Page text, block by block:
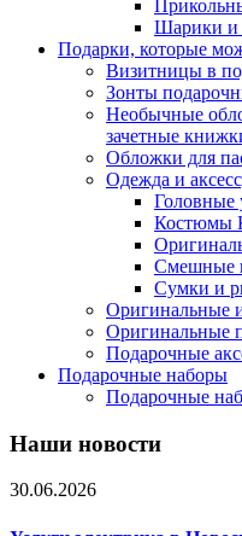
Шарики и
Подарки, которые
Визитницы в
Зонты
Необычные
зачетные
Обложки для
Одежда и
Головные
Костюмы
Смешные
Сумки и
Оригинальные
Оригинальные
Подарочные
Подарочные наборы
Подарочные
Наши новости
30.06.2026